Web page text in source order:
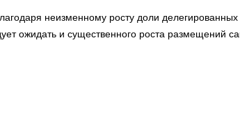
неизменному росту доли
ожидать и существенного роста размещений